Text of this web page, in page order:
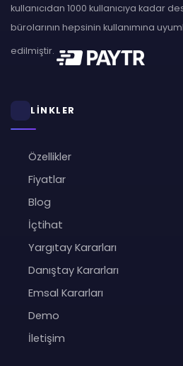
kullanıcıdan 1000 kullanıcıya kadar
bürolarının hepsinin kullanımına
edilmiştir.
LİNKLER
Özellikler
Fiyatlar
Blog
İçtihat
Yargıtay Kararları
Danıştay Kararları
Emsal Kararları
Demo
İletişim